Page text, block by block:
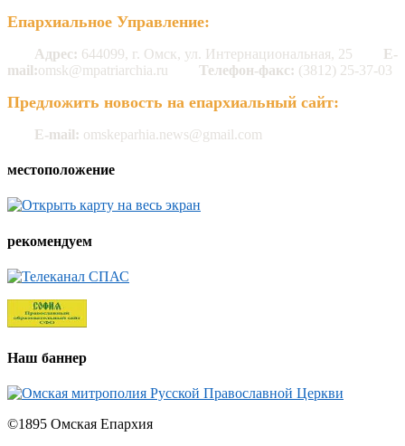
Епархиальное Управление:
Адрес: 644099, г. Омск, ул. Интернациональная, 25
E-
mail:omsk@mpatriarchia.ru Телефон-факс: (3812) 25-37-03
Предложить новость на епархиальный сайт:
E-mail: omskeparhia.news@gmail.com
местоположение
рекомендуем
Наш баннер
©1895 Омская Епархия